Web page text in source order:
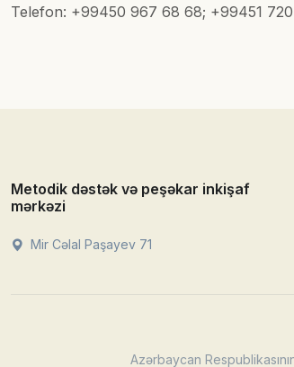
Telefon: +99450 967 68 68; +99451
Metodik dəstək və peşəkar inkişaf
mərkəzi
Mir Cəlal Paşayev 71
Azərbaycan